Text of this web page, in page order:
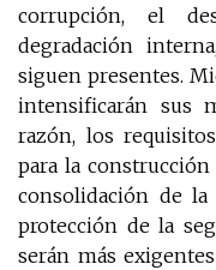
corrupción, el
degradación
siguen presentes.
intensificarán sus
razón, los
para la
consolidación de
protección de la
serán más